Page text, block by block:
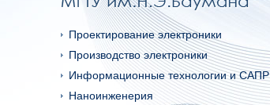
Проектирование электроники
Производство электроники
Информационные технологии и САПР
Наноинженерия